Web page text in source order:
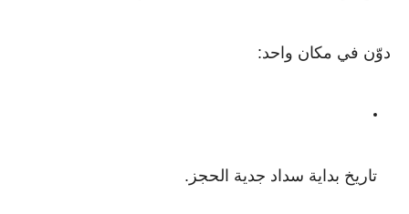
دوّن في مكان واحد:
تاريخ بداية سداد جدية الحجز.